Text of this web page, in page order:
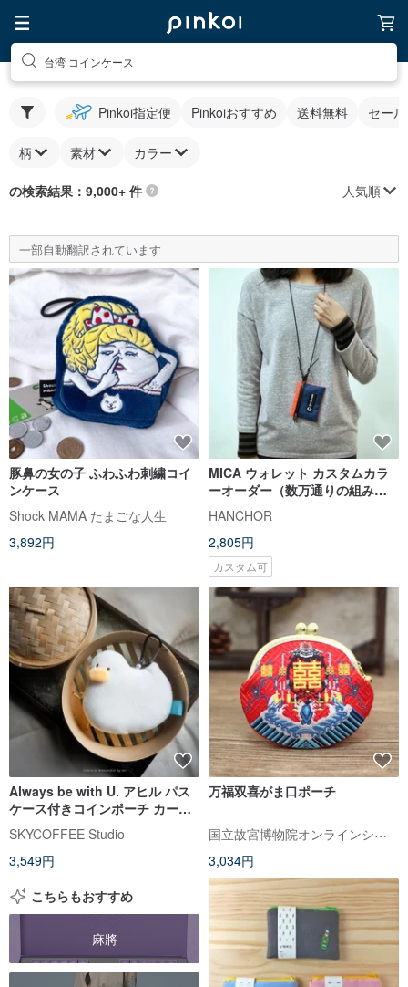
台湾 コインケース
Pinkoi指定便 Pinkoiおすすめ 送料無料 セー
柄 素材 カラー
の検索結果：9,000+ 件 人気順
一部自動翻訳されています
豚鼻の女の子 ふわふわ刺繍コイ
ンケース
Shock MAMA たまごな人生
3,892円
MICA ウォレット カスタムカラ
ーオーダー（数万通りの組み合
わせ）
HANCHOR
2,805円
カスタム可
Always be with U. アヒル パス
ケース付きコインポーチ カード
ケース コインケース
SKYCOFFEE Studio
3,549円
万福双喜がま口ポーチ
国立故宮博物院オンラインショップ
3,034円
こちらもおすすめ
麻將